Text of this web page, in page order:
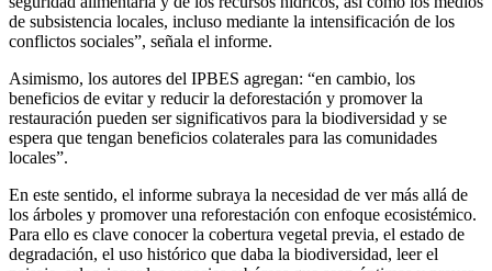
de subsistencia locales, incluso mediante la intensificación de los
conflictos sociales”, señala el informe.
Asimismo, los autores del IPBES agregan: “en cambio, los
beneficios de evitar y reducir la deforestación y promover la
restauración pueden ser significativos para la biodiversidad y se
espera que tengan beneficios colaterales para las comunidades
locales”.
En este sentido, el informe subraya la necesidad de ver más allá de
los árboles y promover una reforestación con enfoque ecosistémico.
Para ello es clave conocer la cobertura vegetal previa, el estado de
degradación, el uso histórico que daba la biodiversidad, leer el